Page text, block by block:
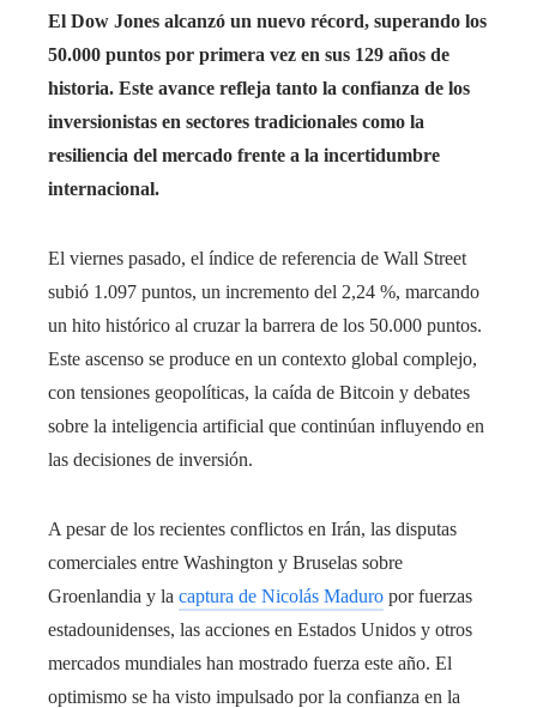
El Dow Jones alcanzó un nuevo récord, superando los
50.000 puntos por primera vez en sus 129 años de
historia. Este avance refleja tanto la confianza de los
inversionistas en sectores tradicionales como la
resiliencia del mercado frente a la incertidumbre
internacional.
El viernes pasado, el índice de referencia de Wall Street
subió 1.097 puntos, un incremento del 2,24 %, marcando
un hito histórico al cruzar la barrera de los 50.000 puntos.
Este ascenso se produce en un contexto global complejo,
con tensiones geopolíticas, la caída de Bitcoin y debates
sobre la inteligencia artificial que continúan influyendo en
las decisiones de inversión.
A pesar de los recientes conflictos en Irán, las disputas
comerciales entre Washington y Bruselas sobre
Groenlandia y la captura de Nicolás Maduro por fuerzas
estadounidenses, las acciones en Estados Unidos y otros
mercados mundiales han mostrado fuerza este año. El
optimismo se ha visto impulsado por la confianza en la